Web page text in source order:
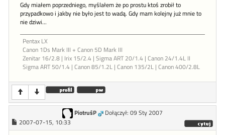
Gdy miałem poprzedniego, myślałem że po prostu ktoś zrobił to
przypadkowo i jakby nie było jest to wadą. Gdy mam kolejny już mnie to
nie dziwi...
Pentax LX
Canon 1Ds Mark III + Canon 5D Mark III
Zenitar 16/2.8 | Irix 15/2.4 | Sigma ART 20/1.4 | Canon 24/1.4L II
Sigma ART 50/1.4 | Canon 85/1.2L | Canon 135/2L | Canon 400/2.8L
PiotruśP
Dołączył: 09 Sty 2007
2007-07-15, 10:33